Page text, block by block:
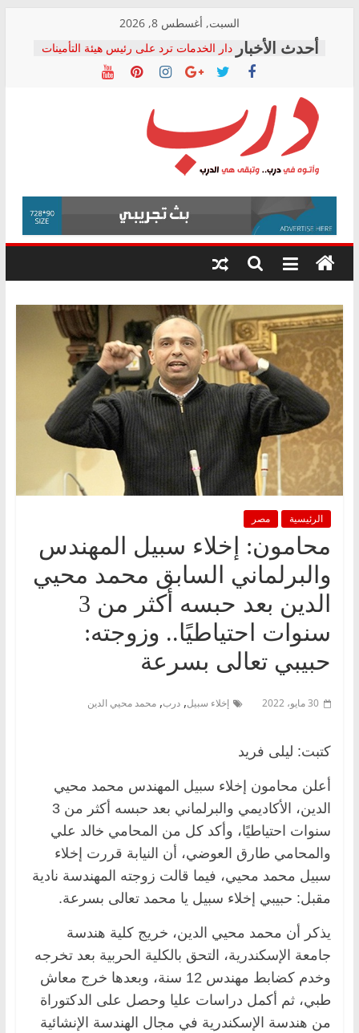
content
السبت, أغسطس 8, 2026
دار الخدمات ترد على رئيس هيئة التأمينات
بعد مؤتمره الصحفي: إنكار الأزمة لا ينهي
معاناة أصحاب المعاشات.. ونطالب بكشف
فرحات سليمان يكتب: القطاع الصحي إلى
أين؟
حزب التحالف الشعبي يطلق لجنة “الحق
في الصحة” بالإسكندرية لرصد الانتهاكات
ودعم المرضى
الوزاري لمدينة الصحفيين.. وانتهاء أعمال
إنشاء المبنى الإداري
المجلس القومي لحقوق الإنسان يعلن
متابعة قضية الدكتور محمد زهران.. ويؤكد:
قرينة البراءة وضمانات المحاكمة العادلة
درب
وأتوه
درب..
وتبقى
هي
الرئيسية مصر
محامون: إخلاء سبيل المهندس
والبرلماني السابق محمد محيي
الدين بعد حبسه أكثر من 3
سنوات احتياطيًا.. وزوجته:
حبيبي تعالى بسرعة
30 مايو، 2022 إخلاء سبيل, درب, محمد محيي الدين
كتبت: ليلى فريد
أعلن محامون إخلاء سبيل المهندس محمد محيي
الدين، الأكاديمي والبرلماني بعد حبسه أكثر من 3
سنوات احتياطيًا، وأكد كل من المحامي خالد علي
والمحامي طارق العوضي، أن النيابة قررت إخلاء
سبيل محمد محيي، فيما قالت زوجته المهندسة نادية
مقبل: حبيبي إخلاء سبيل يا محمد تعالى بسرعة.
يذكر أن محمد محيي الدين، خريج كلية هندسة
جامعة الإسكندرية، التحق بالكلية الحربية بعد تخرجه
وخدم كضابط مهندس 12 سنة، وبعدها خرج معاش
طبي، ثم أكمل دراسات عليا وحصل على الدكتوراة
من هندسة الإسكندرية في مجال الهندسة الإنشائية